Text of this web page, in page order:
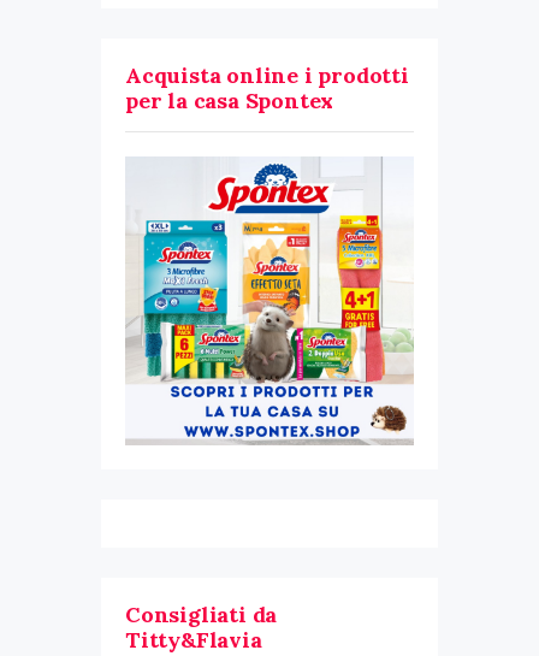
Acquista online i prodotti
per la casa Spontex
Consigliati da
Titty&Flavia